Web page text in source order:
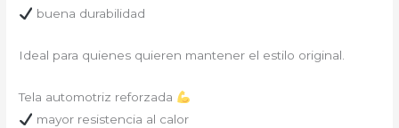
buena durabilidad
Ideal para quienes quieren mantener el estilo original.
Tela automotriz reforzada
mayor resistencia al calor